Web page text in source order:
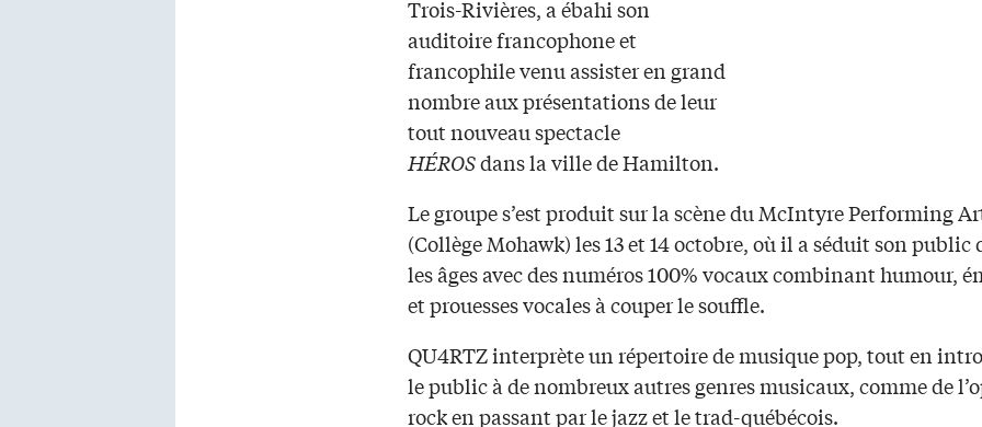
Trois-Rivières, a ébahi son
auditoire francophone et
francophile venu assister en grand
nombre aux présentations de leur
tout nouveau spectacle
HÉROSdans la ville de Hamilton.
Le groupe s’est produit sur la scène du McIntyre Performing
(Collège Mohawk) les 13 et 14 octobre, où il a séduit son public
les âges avec des numéros 100% vocaux combinant humour,
et prouesses vocales à couper le souffle.
QU4RTZ interprète un répertoire de musique pop, tout en
le public à de nombreux autres genres musicaux, comme de
rock en passant par le jazz et le trad-québécois.